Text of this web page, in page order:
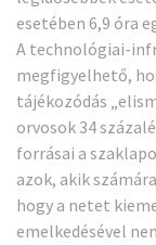
esetében 6,9 óra
A technológiai-
megfigyelhető,
tájékozódás
orvosok 34
forrásai a
azok, akik
hogy a netet
emelkedésével